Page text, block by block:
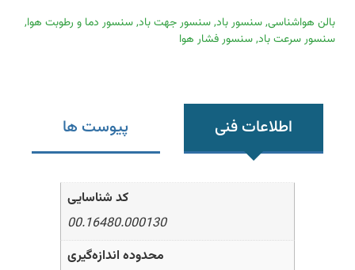
بالن هواشناسی,سنسور باد,سنسور جهت باد,سنسور دما و رطوبت هوا,
سنسور سرعت باد,سنسور فشار هوا
اطلاعات فنی پیوست ها
کد شناسایی
00.16480.000130
محدوده اندازه‌گیری